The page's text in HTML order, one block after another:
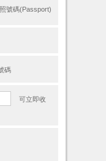
號碼(Passport)
碼
可立即收